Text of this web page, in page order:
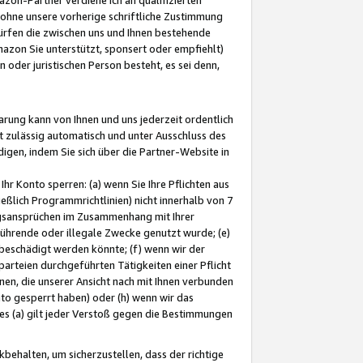
unsere vorherige schriftliche Zustimmung
die zwischen uns und Ihnen bestehende
Sie unterstützt, sponsert oder empfiehlt)
oder juristischen Person besteht, es sei denn,
kann von Ihnen und uns jederzeit ordentlich
automatisch und unter Ausschluss des
indem Sie sich über die Partner-Website in
Konto sperren: (a) wenn Sie Ihre Pflichten aus
Programmrichtlinien) nicht innerhalb von 7
im Zusammenhang mit Ihrer
oder illegale Zwecke genutzt wurde; (e)
werden könnte; (f) wenn wir der
durchgeführten Tätigkeiten einer Pflicht
die unserer Ansicht nach mit Ihnen verbunden
gesperrt haben) oder (h) wenn wir das
(a) gilt jeder Verstoß gegen die Bestimmungen
um sicherzustellen, dass der richtige